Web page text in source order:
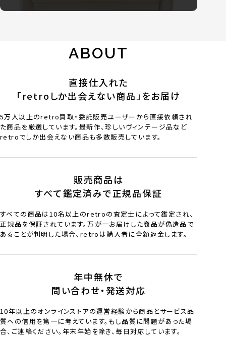
ABOUT
直接仕入れた
「retroしか出会えない商品」をお届け
5万人以上のretro買取・委託販売ユーザーから直接依頼され
た商品を厳選しています。最新作、珍しいヴィンテージ品など
retroでしか出会えない商品も多数販売しています。
販売商品は
すべて鑑定済みで正規品保証
すべての商品は10名以上のretroの査定士によって鑑定され、
正規品を保証されています。万が一お届けした商品が偽造品で
あることが判明した場合、retroは購入者に全額返金します。
年中無休で
問い合わせ・発送対応
10年以上のオンラインストアの運営経験から商品とサービス品
質への信用を第一に考えています。もし品質に問題があった場
合、ご連絡ください。年末年始を除き、毎日対応しています。